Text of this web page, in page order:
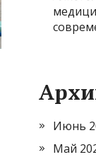
Июнь
Май